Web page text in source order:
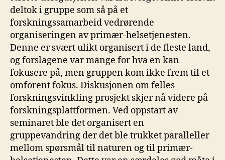
deltok i gruppe som så på et
forskningssamarbeid vedrørende
organiseringen av primær-helsetjenesten.
Denne er svært ulikt organisert i de fleste land,
og forslagene var mange for hva en kan
fokusere på, men gruppen kom ikke frem til et
omforent fokus. Diskusjonen om felles
forskningsvinkling prosjekt skjer nå videre på
forskningsplattformen. Ved oppstart av
seminaret ble det organisert en
gruppevandring der det ble trukket paralleller
mellom spørsmål til naturen og til primær-